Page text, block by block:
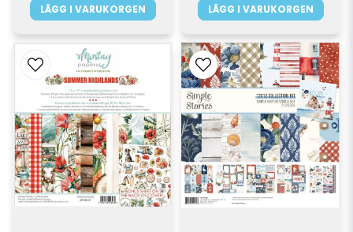
LÄGG I VARUKORGEN LÄGG I VARUKORGEN